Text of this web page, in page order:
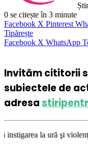
0 se citește în 3 minute
Facebook X Pinterest
Tipărește
Facebook X WhatsApp
Invităm cititorii
subiectele de
adresa
violenţă. Dar, după